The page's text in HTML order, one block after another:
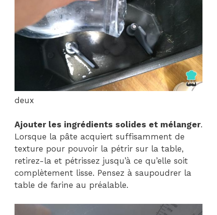
deux
Ajouter les ingrédients solides et mélanger.
Lorsque la pâte acquiert suffisamment de
texture pour pouvoir la pétrir sur la table,
retirez-la et pétrissez jusqu’à ce qu’elle soit
complètement lisse. Pensez à saupoudrer la
table de farine au préalable.